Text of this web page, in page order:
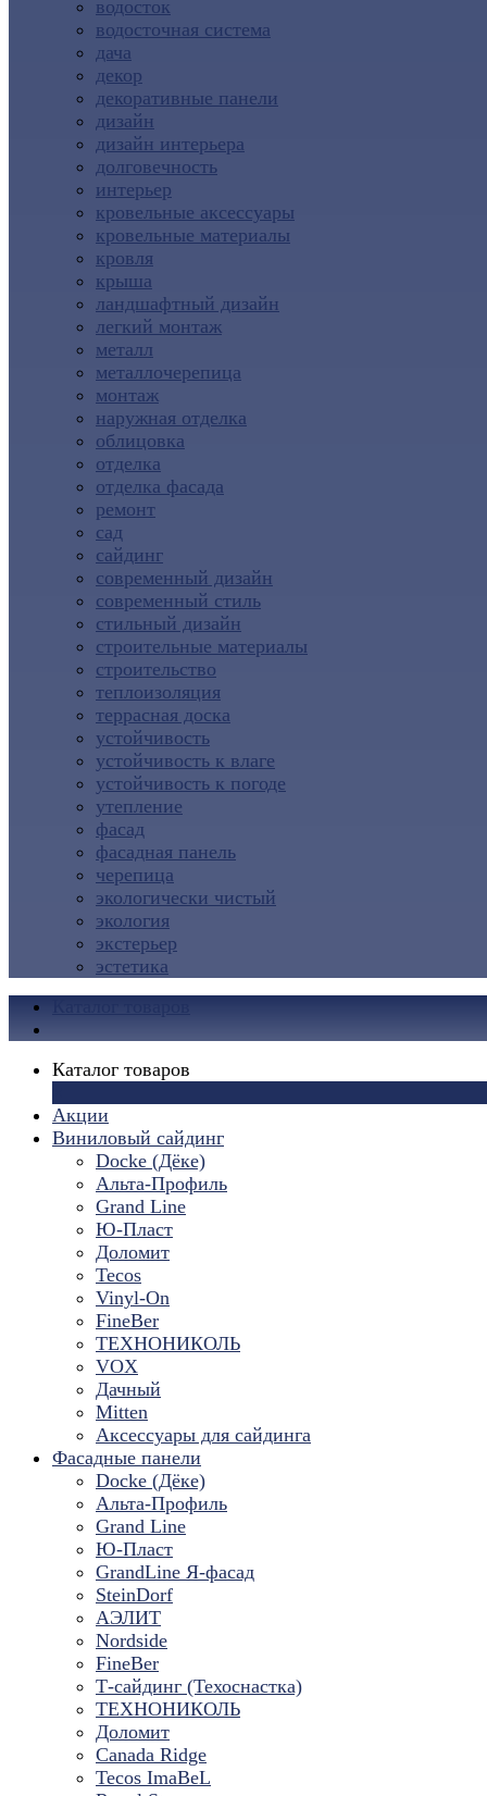
водосток
водосточная система
дача
декор
декоративные панели
дизайн
дизайн интерьера
долговечность
интерьер
кровельные аксессуары
кровельные материалы
кровля
крыша
ландшафтный дизайн
легкий монтаж
металл
металлочерепица
монтаж
наружная отделка
облицовка
отделка
отделка фасада
ремонт
сад
сайдинг
современный дизайн
современный стиль
стильный дизайн
строительные материалы
строительство
теплоизоляция
террасная доска
устойчивость
устойчивость к влаге
устойчивость к погоде
утепление
фасад
фасадная панель
черепица
экологически чистый
экология
экстерьер
эстетика
Каталог товаров
Акции
Виниловый сайдинг
Docke (Дёке)
Альта-Профиль
Grand Line
Ю-Пласт
Доломит
Tecos
Vinyl-On
FineBer
ТЕХНОНИКОЛЬ
VOX
Дачный
Mitten
Аксессуары для сайдинга
Фасадные панели
Docke (Дёке)
Альта-Профиль
Grand Line
Ю-Пласт
GrandLine Я-фасад
SteinDorf
АЭЛИТ
Nordside
FineBer
Т-сайдинг (Техоснастка)
ТЕХНОНИКОЛЬ
Доломит
Canada Ridge
Tecos ImaBeL